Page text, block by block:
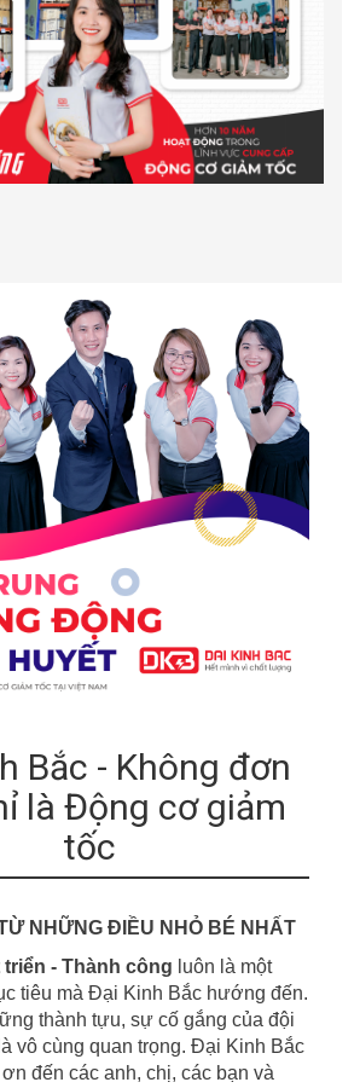
Bắc - Không đơn
là Động cơ giảm
tốc
NHỮNG ĐIỀU NHỎ BÉ NHẤT
triển - Thành công luôn là một
tiêu mà Đại Kinh Bắc hướng đến.
thành tựu, sự cố gắng của đội
vô cùng quan trọng. Đại Kinh Bắc
đến các anh, chị, các bạn và